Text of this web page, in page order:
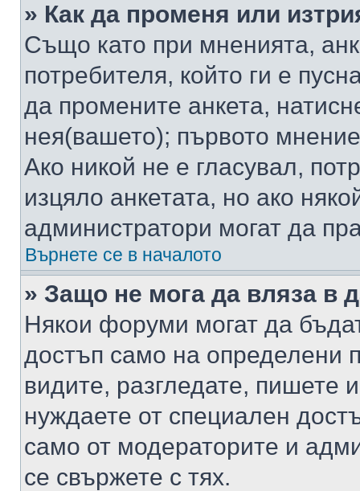
» Как да променя или
Също като при мненията,
потребителя, който ги е
да промените анкета,
нея(вашето); първото
Ако никой не е гласувал,
изцяло анкетата, но ако
администратори могат да
Върнете се в началото
» Защо не мога да вляза в
Някои форуми могат да
достъп само на определени
видите, разгледате, пишете
нуждаете от специален
само от модераторите и
се свържете с тях.